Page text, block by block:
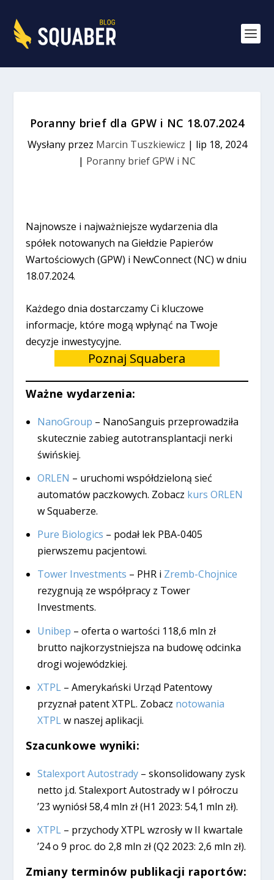
Poranny brief dla GPW i NC 18.07.2024
Wysłany przez Marcin Tuszkiewicz | lip 18, 2024
| Poranny brief GPW i NC
Najnowsze i najważniejsze wydarzenia dla
spółek notowanych na Giełdzie Papierów
Wartościowych (GPW) i NewConnect (NC) w dniu
18.07.2024.
Każdego dnia dostarczamy Ci kluczowe
informacje, które mogą wpłynąć na Twoje
decyzje inwestycyjne.
Poznaj Squabera
Ważne wydarzenia:
NanoGroup – NanoSanguis przeprowadziła
skutecznie zabieg autotransplantacji nerki
świńskiej.
ORLEN – uruchomi współdzieloną sieć
automatów paczkowych. Zobacz kurs ORLEN
w Squaberze.
Pure Biologics – podał lek PBA-0405
pierwszemu pacjentowi.
Tower Investments – PHR i Zremb-Chojnice
rezygnują ze współpracy z Tower
Investments.
Unibep – oferta o wartości 118,6 mln zł
brutto najkorzystniejsza na budowę odcinka
drogi wojewódzkiej.
XTPL– Amerykański Urząd Patentowy
przyznał patent XTPL. Zobacz notowania
XTPLw naszej aplikacji.
Szacunkowe wyniki:
Stalexport Autostrady– skonsolidowany zysk
netto j.d. Stalexport Autostrady w I półroczu
’23 wyniósł 58,4 mln zł (H1 2023: 54,1 mln zł).
XTPL– przychody XTPL wzrosły w II kwartale
’24 o 9 proc. do 2,8 mln zł (Q2 2023: 2,6 mln zł).
Zmiany terminów publikacji raportów: